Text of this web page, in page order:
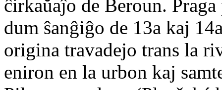
ĉirkaŭaĵo de Beroun.
dum ŝanĝiĝo de 13a kaj
origina travadejo trans la
eniron en la urbon kaj